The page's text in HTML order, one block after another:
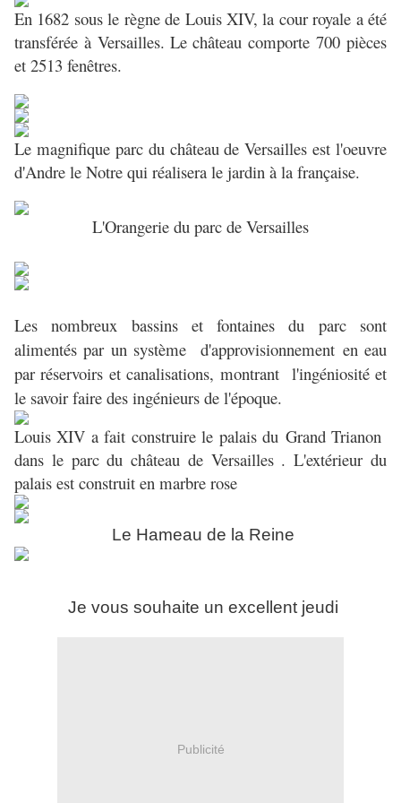
En 1682 sous le règne de Louis XIV, la cour royale a été
transférée à Versailles. Le château comporte 700 pièces
et 2513 fenêtres.
Le magnifique parc du château de Versailles est l'oeuvre
d'Andre le Notre qui réalisera le jardin à la française.
L'Orangerie du parc de Versailles
Les nombreux bassins et fontaines du parc sont
alimentés par un système d'approvisionnement en eau
par réservoirs et canalisations, montrant l'ingéniosité et
le savoir faire des ingénieurs de l'époque.
Louis XIV a fait construire le palais du Grand Trianon
dans le parc du château de Versailles . L'extérieur du
palais est construit en marbre rose
Le Hameau de la Reine
Je vous souhaite un excellent jeudi
Publicité